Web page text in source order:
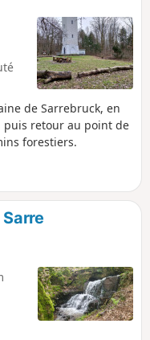
de Sarrebruck, en
puis retour au point de
forestiers.